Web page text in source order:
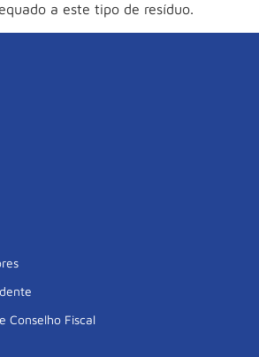
a este tipo de resíduo.
Conselho Fiscal